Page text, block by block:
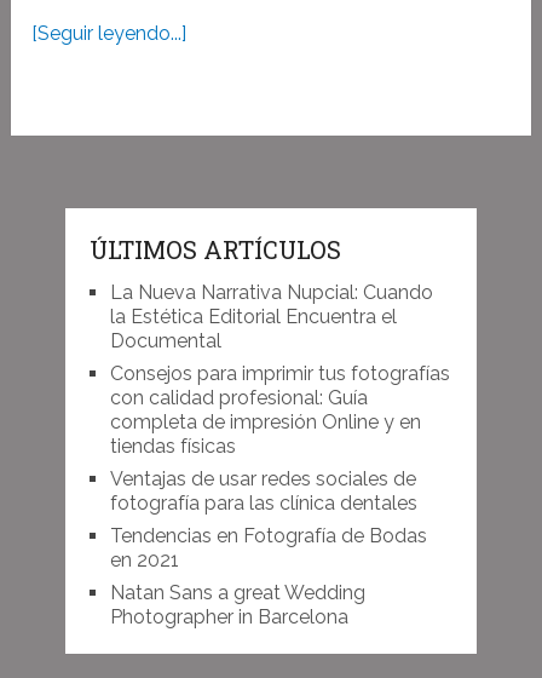
[Seguir leyendo...]
ÚLTIMOS ARTÍCULOS
La Nueva Narrativa Nupcial: Cuando
la Estética Editorial Encuentra el
Documental
Consejos para imprimir tus fotografías
con calidad profesional: Guía
completa de impresión Online y en
tiendas físicas
Ventajas de usar redes sociales de
fotografía para las clínica dentales
Tendencias en Fotografía de Bodas
en 2021
Natan Sans a great Wedding
Photographer in Barcelona